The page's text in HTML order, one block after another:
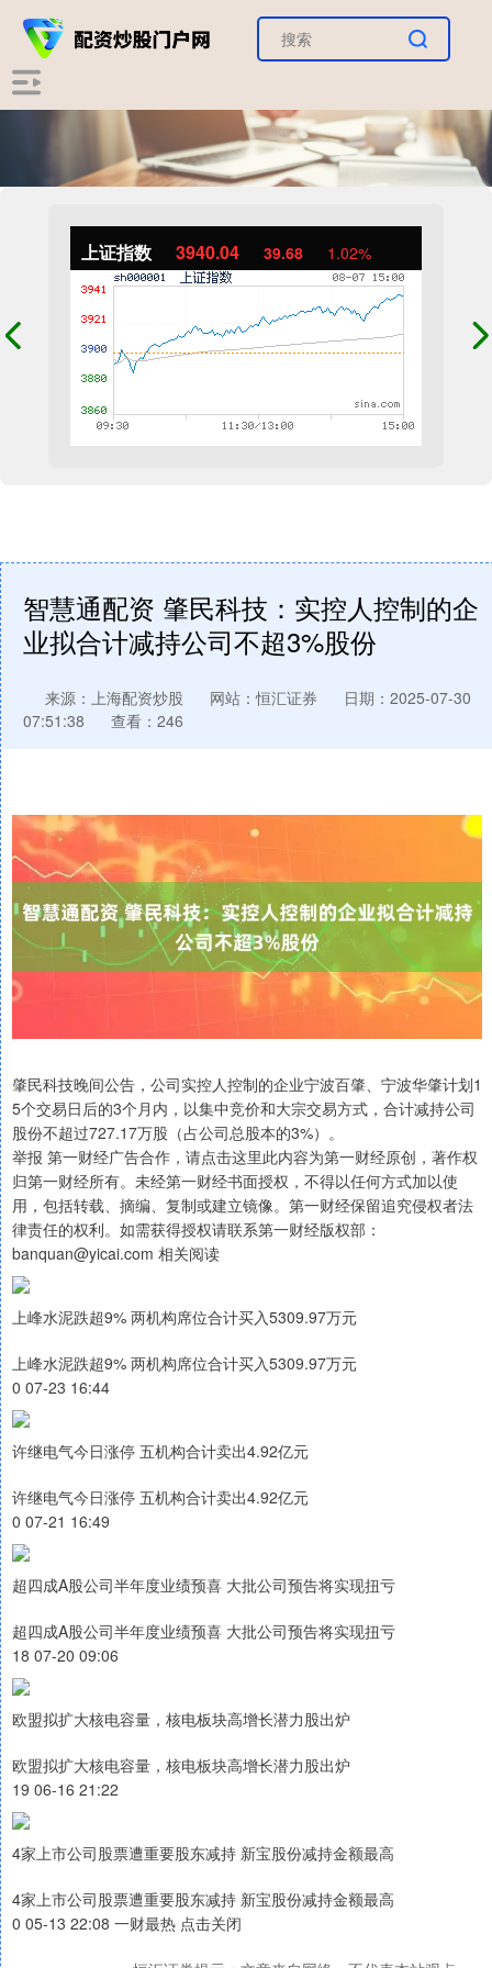
上证指数 3940.04 39.68 1.02%
智慧通配资 肇民科技：实控人控制的企
业拟合计减持公司不超3%股份
来源：上海配资炒股 网站：恒汇证券
日期：2025-07-30
07:51:38
查看：246
肇民科技晚间公告，公司实控人控制的企业宁波百肇、宁波华肇计划1
5个交易日后的3个月内，以集中竞价和大宗交易方式，合计减持公司
股份不超过727.17万股（占公司总股本的3%）。
举报 第一财经广告合作，请点击这里此内容为第一财经原创，著作权
归第一财经所有。未经第一财经书面授权，不得以任何方式加以使
用，包括转载、摘编、复制或建立镜像。第一财经保留追究侵权者法
律责任的权利。如需获得授权请联系第一财经版权部：
banquan@yicai.com 相关阅读
上峰水泥跌超9% 两机构席位合计买入5309.97万元
上峰水泥跌超9% 两机构席位合计买入5309.97万元
0 07-23 16:44
许继电气今日涨停 五机构合计卖出4.92亿元
许继电气今日涨停 五机构合计卖出4.92亿元
0 07-21 16:49
超四成A股公司半年度业绩预喜 大批公司预告将实现扭亏
超四成A股公司半年度业绩预喜 大批公司预告将实现扭亏
18 07-20 09:06
欧盟拟扩大核电容量，核电板块高增长潜力股出炉
欧盟拟扩大核电容量，核电板块高增长潜力股出炉
19 06-16 21:22
4家上市公司股票遭重要股东减持 新宝股份减持金额最高
4家上市公司股票遭重要股东减持 新宝股份减持金额最高
0 05-13 22:08 一财最热 点击关闭